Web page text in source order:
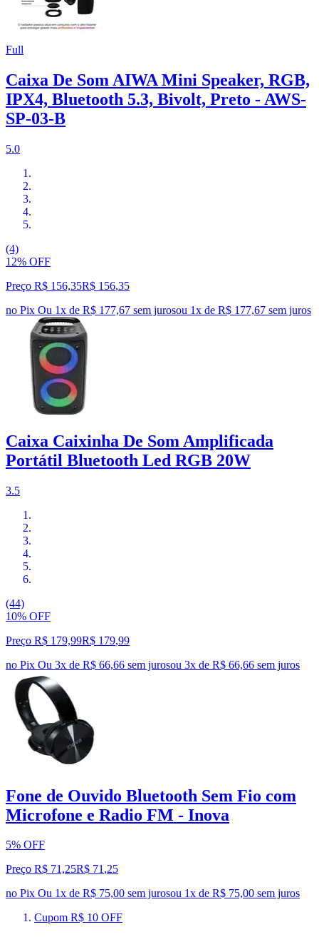
Full
Caixa De Som AIWA Mini Speaker, RGB,
IPX4, Bluetooth 5.3, Bivolt, Preto - AWS-
SP-03-B
5.0
(4)
12% OFF
Preço R$ 156,35R$ 156,35
no Pix Ou 1x de R$ 177,67 sem jurosou 1x de R$ 177,67 sem juros
Caixa Caixinha De Som Amplificada
Portátil Bluetooth Led RGB 20W
3.5
(44)
10% OFF
Preço R$ 179,99R$ 179,99
no Pix Ou 3x de R$ 66,66 sem jurosou 3x de R$ 66,66 sem juros
Fone de Ouvido Bluetooth Sem Fio com
Microfone e Radio FM - Inova
5% OFF
Preço R$ 71,25R$ 71,25
no Pix Ou 1x de R$ 75,00 sem jurosou 1x de R$ 75,00 sem juros
Cupom R$ 10 OFF